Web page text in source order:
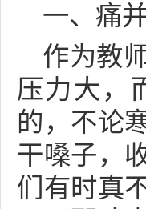
一、痛
作为教
压力大，
的，不论
干嗓子，
们有时真